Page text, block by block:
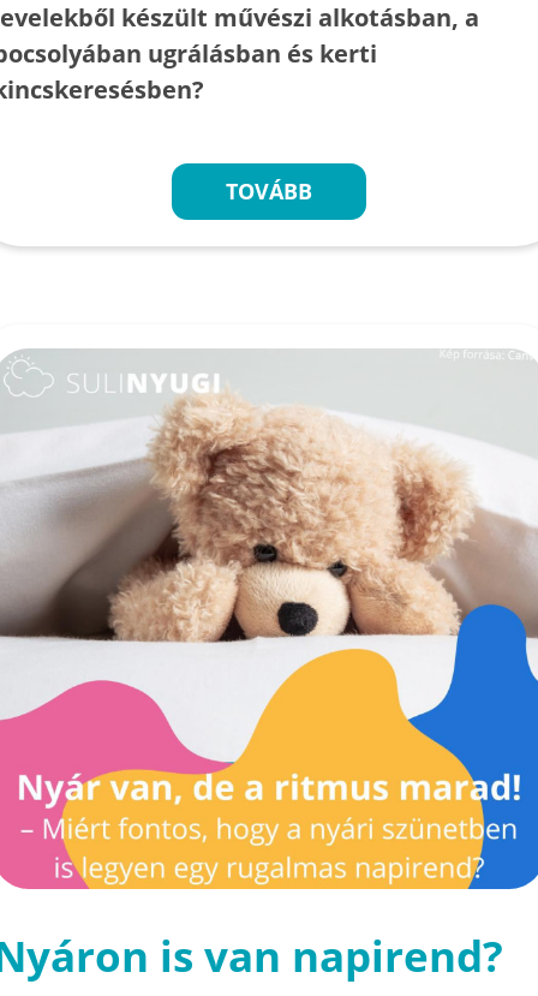
készült művészi alkotásban, a
ugrálásban és kerti
TOVÁBB
is van napirend?